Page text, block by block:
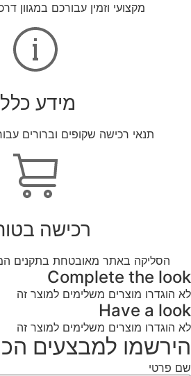
מקצועי וזמין עבורכם במגוון
מידע
תנאי רכישה שקופים וברורים
רכישה
הסליקה באתר מאובטחת בתקנים
Complete the look
לא הוגדרו מוצרים משלימים למוצר זה
Have a look
לא הוגדרו מוצרים משלימים למוצר זה
הירשמו למבצעים
שם פרטי